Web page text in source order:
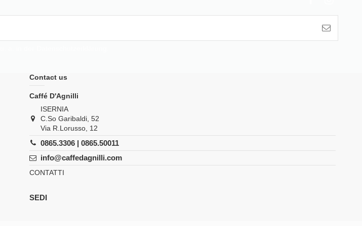
Contact us
Caffé D'Agnilli
ISERNIA
C.So Garibaldi, 52
Via R.Lorusso, 12
0865.3306 | 0865.50011
info@caffedagnilli.com
CONTATTI
SEDI